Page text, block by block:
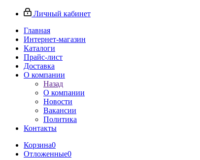
Личный кабинет
Главная
Интернет-магазин
Каталоги
Прайс-лист
Доставка
О компании
Назад
О компании
Новости
Вакансии
Политика
Контакты
Корзина0
Отложенные0